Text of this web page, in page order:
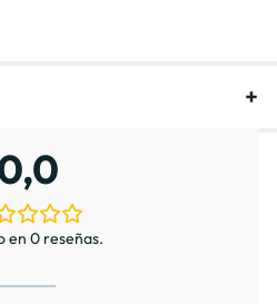
en 0 reseñas.